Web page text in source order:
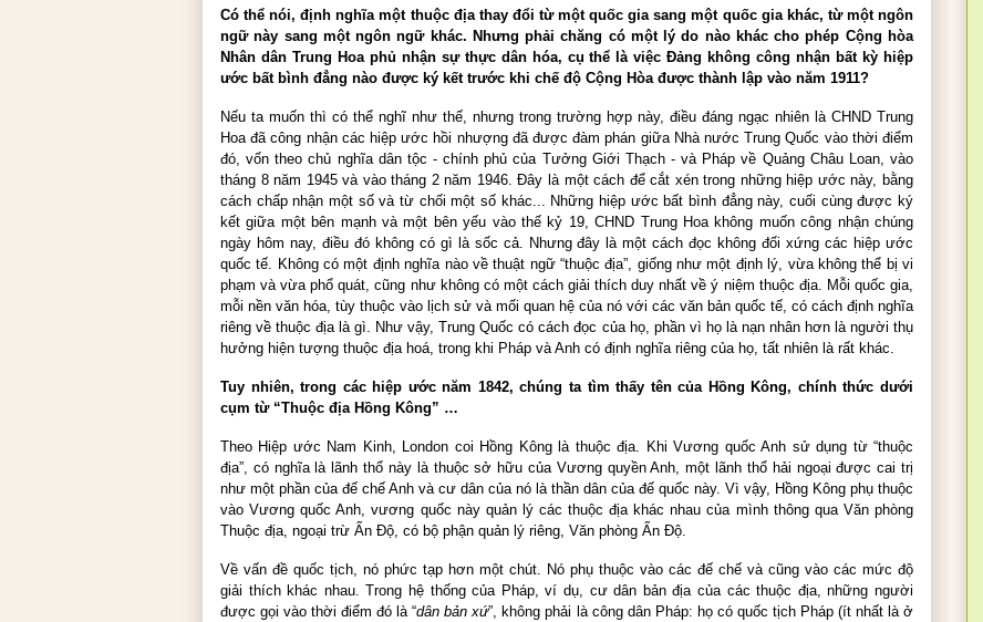
Có thể nói, định nghĩa một thuộc địa thay đổi từ một quốc gia sang một quốc gia khác, từ một ngôn
ngữ này sang một ngôn ngữ khác. Nhưng phải chăng có một lý do nào khác cho phép Cộng hòa
Nhân dân Trung Hoa phủ nhận sự thực dân hóa, cụ thể là việc Đảng không công nhận bất kỳ hiệp
ước bất bình đẳng nào được ký kết trước khi chế độ Cộng Hòa được thành lập vào năm 1911?
Nếu ta muốn thì có thể nghĩ như thế, nhưng trong trường hợp này, điều đáng ngạc nhiên là CHND Trung
Hoa đã công nhận các hiệp ước hồi nhượng đã được đàm phán giữa Nhà nước Trung Quốc vào thời điểm
đó, vốn theo chủ nghĩa dân tộc - chính phủ của Tưởng Giới Thạch - và Pháp về Quảng Châu Loan, vào
tháng 8 năm 1945 và vào tháng 2 năm 1946. Đây là một cách để cắt xén trong những hiệp ước này, bằng
cách chấp nhận một số và từ chối một số khác... Những hiệp ước bất bình đẳng này, cuối cùng được ký
kết giữa một bên mạnh và một bên yếu vào thế kỷ 19, CHND Trung Hoa không muốn công nhận chúng
ngày hôm nay, điều đó không có gì là sốc cả. Nhưng đây là một cách đọc không đối xứng các hiệp ước
quốc tế. Không có một định nghĩa nào về thuật ngữ “thuộc địa”, giống như một định lý, vừa không thể bị vi
phạm và vừa phổ quát, cũng như không có một cách giải thích duy nhất về ý niệm thuộc địa. Mỗi quốc gia,
mỗi nền văn hóa, tùy thuộc vào lịch sử và mối quan hệ của nó với các văn bản quốc tế, có cách định nghĩa
riêng về thuộc địa là gì. Như vậy, Trung Quốc có cách đọc của họ, phần vì họ là nạn nhân hơn là người thụ
hưởng hiện tượng thuộc địa hoá, trong khi Pháp và Anh có định nghĩa riêng của họ, tất nhiên là rất khác.
Tuy nhiên, trong các hiệp ước năm 1842, chúng ta tìm thấy tên của Hồng Kông, chính thức dưới
cụm từ “Thuộc địa Hồng Kông” …
Theo Hiệp ước Nam Kinh, London coi Hồng Kông là thuộc địa. Khi Vương quốc Anh sử dụng từ “thuộc
địa”, có nghĩa là lãnh thổ này là thuộc sở hữu của Vương quyền Anh, một lãnh thổ hải ngoại được cai trị
như một phần của đế chế Anh và cư dân của nó là thần dân của đế quốc này. Vì vậy, Hồng Kông phụ thuộc
vào Vương quốc Anh, vương quốc này quản lý các thuộc địa khác nhau của mình thông qua Văn phòng
Thuộc địa, ngoại trừ Ấn Độ, có bộ phận quản lý riêng, Văn phòng Ấn Độ.
Về vấn đề quốc tịch, nó phức tạp hơn một chút. Nó phụ thuộc vào các đế chế và cũng vào các mức độ
giải thích khác nhau. Trong hệ thống của Pháp, ví dụ, cư dân bản địa của các thuộc địa, những người
được gọi vào thời điểm đó là “dân bản xứ”, không phải là công dân Pháp: họ có quốc tịch Pháp (ít nhất là ở